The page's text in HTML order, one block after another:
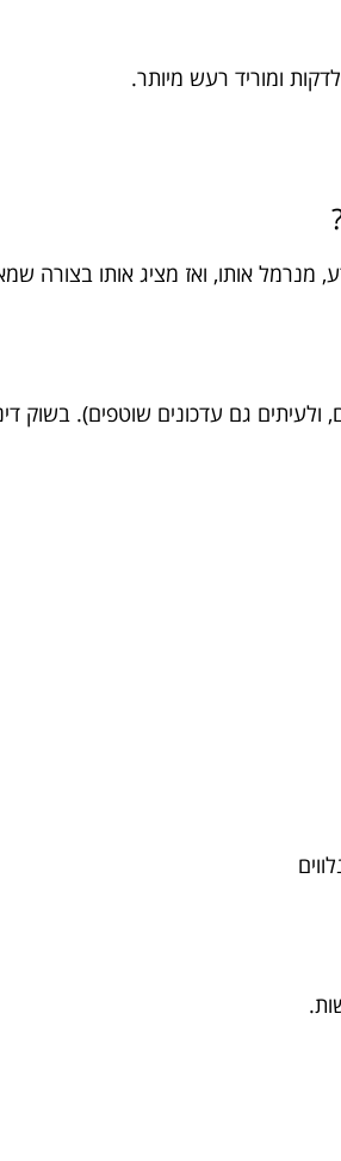
ומוריד רעש מיותר.
מנרמל אותו, ואז מציג אותו בצורה
ולעיתים גם עדכונים שוטפים). בשוק